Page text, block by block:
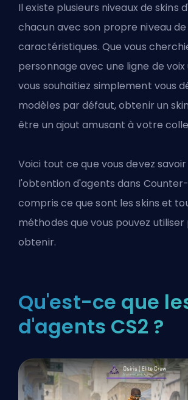
Il existe plusieurs niveaux de skins
chacun avec son propre niveau
caractéristiques. Que vous
personnage avec une ligne de voix
vous souhaitiez simplement vous
modèles par défaut, obtenir un
être un ajout amusant à votre
Voici tout ce que vous devez
l'obtention d'agents dans
compris ce que sont les skins et
méthodes que vous pouvez utiliser
obtenir.
Qu'est-ce que
d'agents CS2 ?